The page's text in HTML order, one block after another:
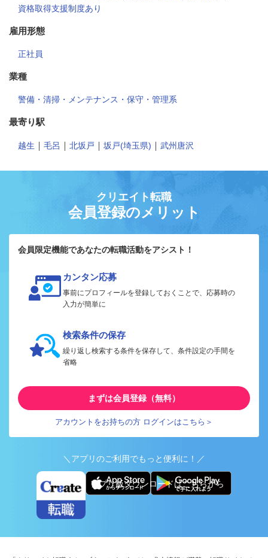
資格取得支援制度あり
雇用形態
正社員
業種
警備・清掃・メンテナンス・保守・管理系
最寄り駅
越生 ｜ 毛呂 ｜ 北坂戸 ｜ 坂戸(埼玉県) ｜ 武州唐沢
クリエイト転職
会員登録のメリット
会員限定機能であなたの転職活動をアシスト！
カンタン応募
事前にプロフィールを登録しておくことで、応募時の
入力が簡単に
検索条件の保存
繰り返し検索する条件を保存して、条件設定の手間を
省略
まずは会員登録（無料）
アカウントをお持ちの方 ログインはこちら＞
＼アプリのご利用でもっと便利に！／
アプリ版ダウンロードはこちらから